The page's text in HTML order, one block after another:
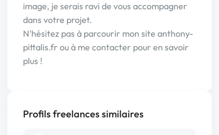
image, je serais ravi de vous accompagner
dans votre projet.
N'hésitez pas à parcourir mon site anthony-
pittalis.fr ou à me contacter pour en savoir
plus !
Profils freelances similaires